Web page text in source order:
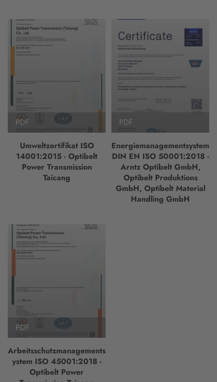
PDF
Umweltzertifikat ISO
14001:2015 - Optibelt
Power Transmission
Taicang
PDF
Energiemanagementsystem
DIN EN ISO 50001:2018 -
Arntz Optibelt GmbH,
Optibelt Produktions
GmbH, Optibelt Material
Handling GmbH
PDF
Arbeitsschutzmanagements
ystem ISO 45001:2018 -
Optibelt Power